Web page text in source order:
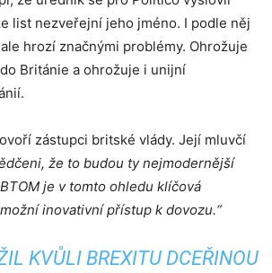
list nezveřejní jeho jméno. I podle něj
hrozí značnými problémy. Ohrožuje
Británie a ohrožuje i unijní
zástupci britské vlády. Její mluvčí
že to budou ty nejmodernější
je v tomto ohledu klíčová
inovativní přístup k dovozu.“
KVŮLI BREXITU DCEŘINOU